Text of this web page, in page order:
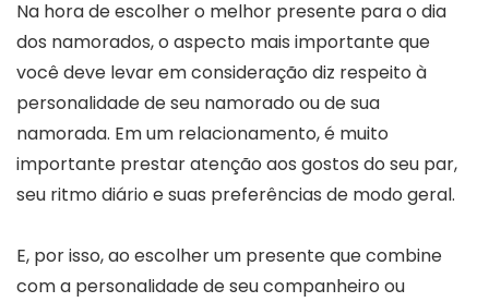
Na hora de escolher o melhor presente para o dia
dos namorados, o aspecto mais importante que
você deve levar em consideração diz respeito à
personalidade de seu namorado ou de sua
namorada. Em um relacionamento, é muito
importante prestar atenção aos gostos do seu par,
seu ritmo diário e suas preferências de modo geral.
E, por isso, ao escolher um presente que combine
com a personalidade de seu companheiro ou